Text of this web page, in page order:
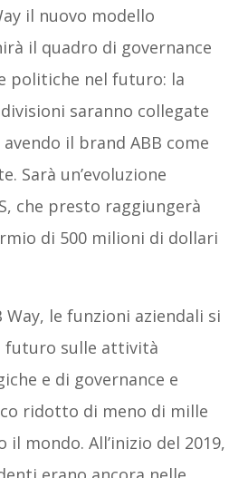
il nuovo modello
il quadro di governance
politiche nel futuro: la
saranno collegate
il brand ABB come
Sarà un’evoluzione
che presto raggiungerà
di 500 milioni di dollari
Way, le funzioni aziendali si
futuro sulle attività
e di governance e
ridotto di meno di mille
mondo. All’inizio del 2019,